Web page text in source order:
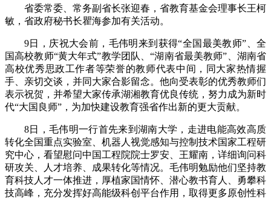
省委常委、常务副省长张迎春，省教育基金会理事长王柯
敏，省政府秘书长瞿海参加有关活动。
9日，庆祝大会前，毛伟明来到获得“全国最美教师”、全
国高校教师“黄大年式”教学团队、“湖南省最美教师”、湖南省
高校优秀思政工作者等荣誉的教师代表中间，同大家热情握
手、亲切交谈，并同大家合影留念。他向受表彰的优秀教师们
表示祝贺，并希望大家传承湖湘教育优良传统，努力成为新时
代“大国良师”，为加快建设教育强省作出新的更大贡献。
8日，毛伟明一行首先来到湖南大学，走进电能高效高质
转化全国重点实验室、机器人视觉感知与控制技术国家工程研
究中心，看望慰问中国工程院院士罗安、王耀南，详细询问科
研攻关、人才培养、成果转化等情况。毛伟明勉励他们坚持教
育科技人才一体推进，厚植家国情怀、潜心教书育人、勇攀科
技高峰，充分发挥好高能级科创平台作用，取得更多原创性科